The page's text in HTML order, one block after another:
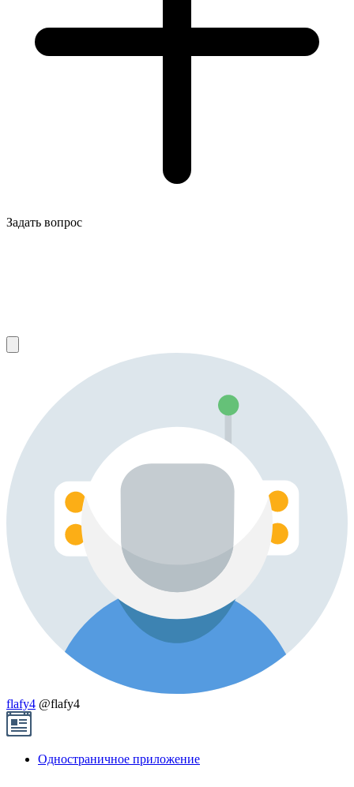
Задать вопрос
flafy4 @flafy4
Одностраничное приложение